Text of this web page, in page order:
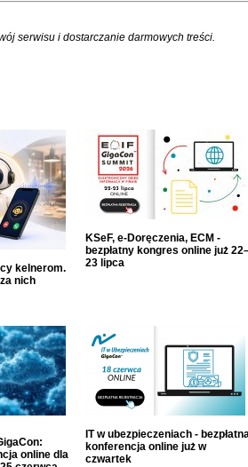
serwisu i dostarczanie darmowych treści.
kelnerom.
nich
KSeF, e-Doręczenia, ECM -
bezpłatny kongres online już
23 lipca
online dla
IT w ubezpieczeniach -
konferencja online już w
czwartek